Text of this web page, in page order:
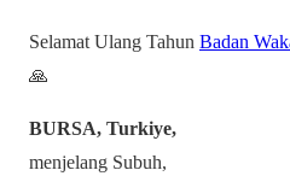
Selamat Ulang Tahun Badan
🙏
BURSA, Turkiye,
menjelang Subuh,